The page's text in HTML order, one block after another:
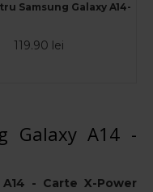
Samsung Galaxy A14-
119.90 lei
Galaxy A14 -
- Carte X-Power